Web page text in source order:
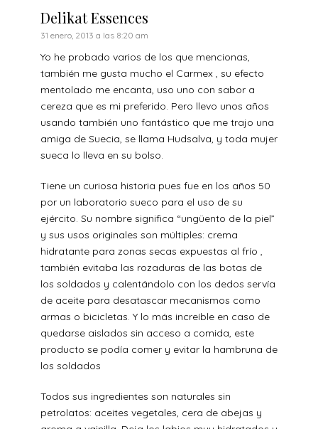
Delikat Essences
31 enero, 2013 a las 8:20 am
Yo he probado varios de los que mencionas,
también me gusta mucho el Carmex , su efecto
mentolado me encanta, uso uno con sabor a
cereza que es mi preferido. Pero llevo unos años
usando también uno fantástico que me trajo una
amiga de Suecia, se llama Hudsalva, y toda mujer
sueca lo lleva en su bolso.
Tiene un curiosa historia pues fue en los años 50
por un laboratorio sueco para el uso de su
ejército. Su nombre significa “ungüento de la piel”
y sus usos originales son múltiples: crema
hidratante para zonas secas expuestas al frío ,
también evitaba las rozaduras de las botas de
los soldados y calentándolo con los dedos servía
de aceite para desatascar mecanismos como
armas o bicicletas. Y lo más increíble en caso de
quedarse aislados sin acceso a comida, este
producto se podía comer y evitar la hambruna de
los soldados
Todos sus ingredientes son naturales sin
petrolatos: aceites vegetales, cera de abejas y